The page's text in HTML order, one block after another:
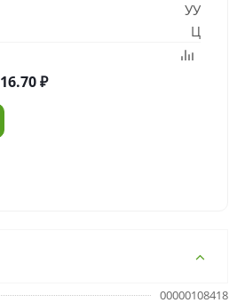
УУ
Ц
16.70
00000108418